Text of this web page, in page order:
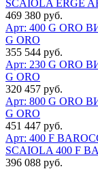
SCAIOLA ERGE
469 380 руб.
Арт: 400 G ORO
G ORO
355 544 руб.
Арт: 230 G ORO
G ORO
320 457 руб.
Арт: 800 G ORO
G ORO
451 447 руб.
Арт: 400 F
SCAIOLA 400 F
396 088 руб.